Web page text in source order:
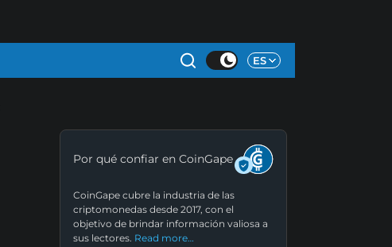
ES
Por qué confiar en CoinGape
CoinGape cubre la industria de las
criptomonedas desde 2017, con el
objetivo de brindar información valiosa a
sus lectores. Read more…